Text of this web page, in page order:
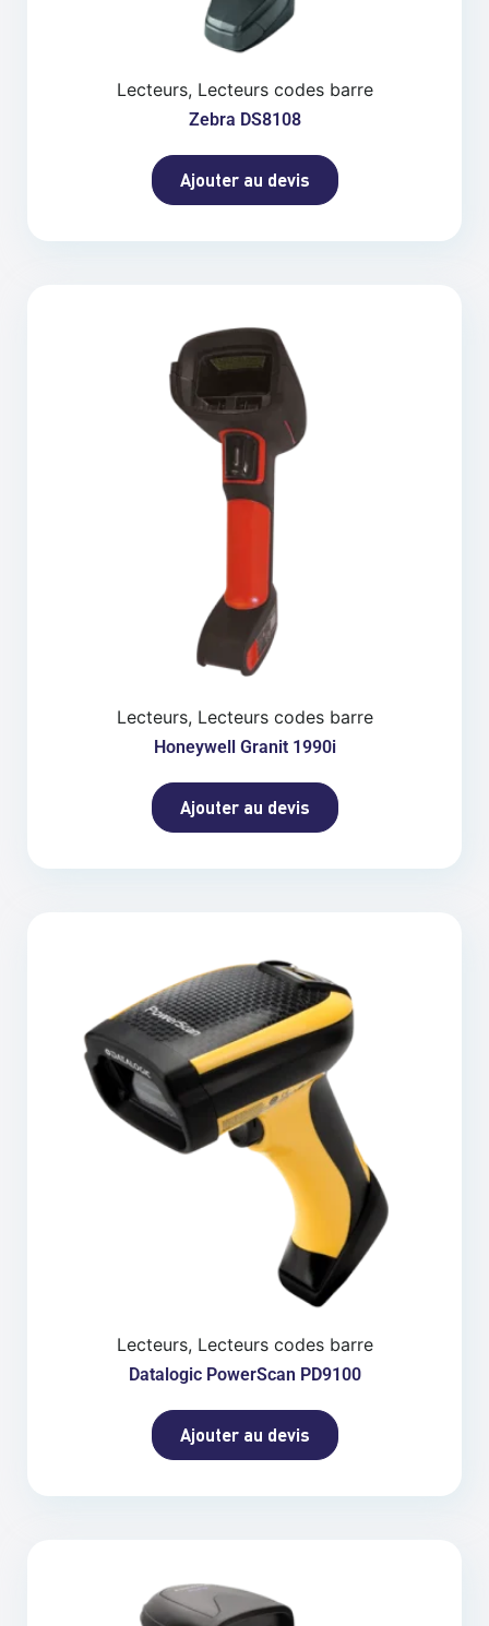
Lecteurs, Lecteurs codes barre
Zebra DS8108
Ajouter au devis
Lecteurs, Lecteurs codes barre
Honeywell Granit 1990i
Ajouter au devis
Lecteurs, Lecteurs codes barre
Datalogic PowerScan PD9100
Ajouter au devis